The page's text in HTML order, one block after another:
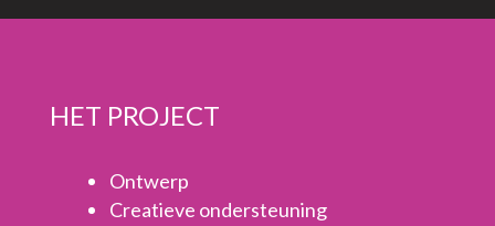
HET PROJECT
Ontwerp
Creatieve ondersteuning